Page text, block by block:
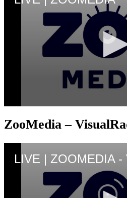
ZooMedia –